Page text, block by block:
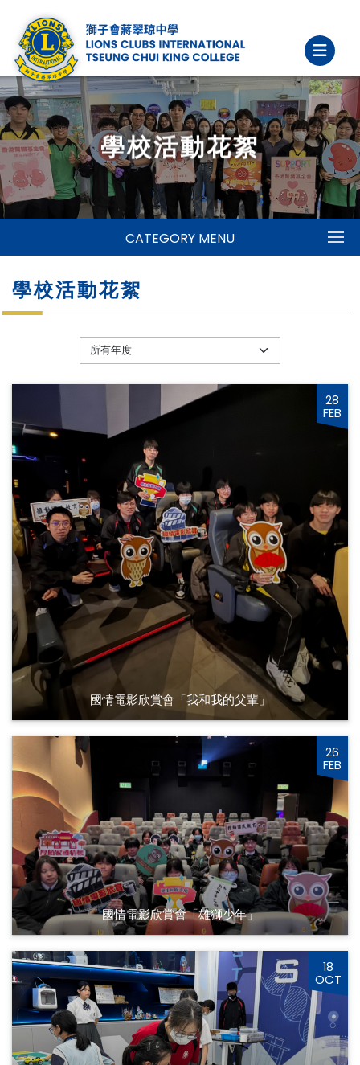
學校活動花絮
CATEGORY MENU
學校活動花絮
國情電影欣賞會「我和我的父輩」
28
FEB
國情電影欣賞會「雄獅少年」
26
FEB
18
OCT